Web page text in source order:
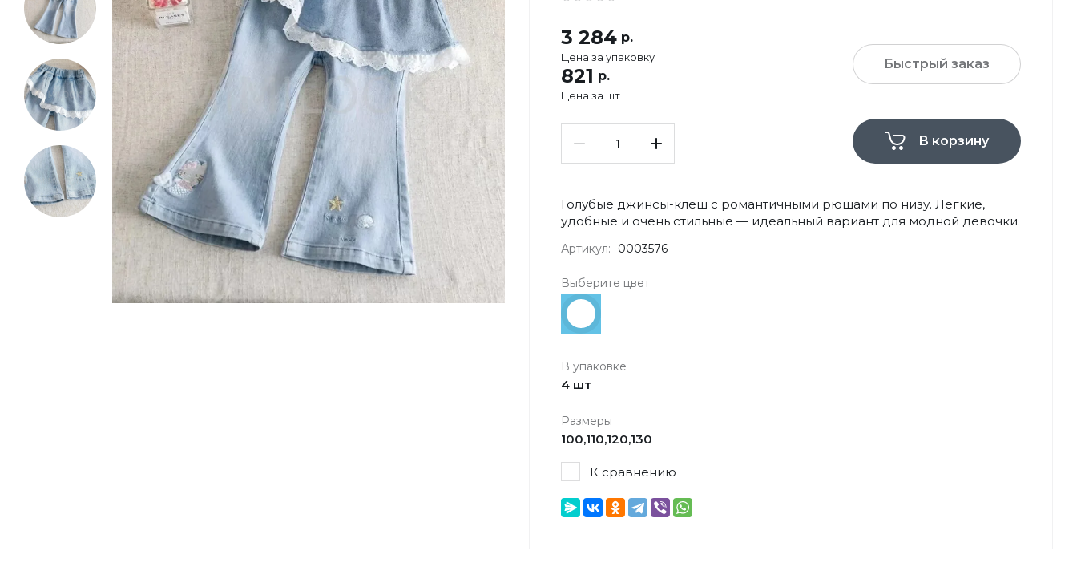
3 284 р.
Цена за упаковку
821 р.
Цена за шт
В корзину
Быстрый заказ
Голубые джинсы-клёш с романтичными рюшами по низу. Лёгкие,
удобные и очень стильные — идеальный вариант для модной девочки.
Артикул: 0003576
Выберите цвет
В упаковке
4 шт
Размеры
100,110,120,130
К сравнению